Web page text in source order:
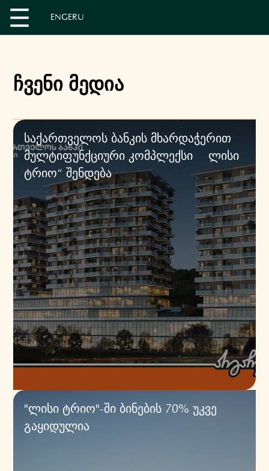
ENGERU
ჩვენი მედია
საქართველოს ბანკის მხარდაჭერით
მულტიფუნქციური კომპლექსი „ლისი
ტრიო“ შენდება
"ლისი ტრიო"-ში ბინების 70% უკვე
გაყიდულია